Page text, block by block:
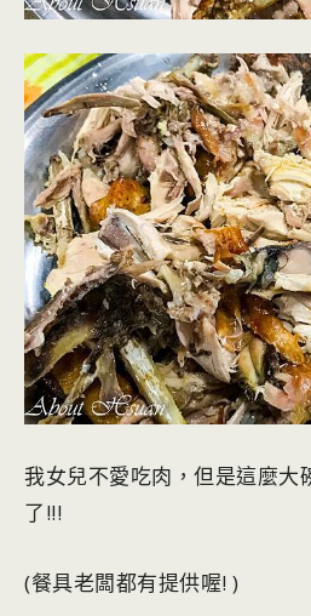
我女兒不愛吃肉，但是這麼大
了!!!
(餐具老闆都有提供喔! )